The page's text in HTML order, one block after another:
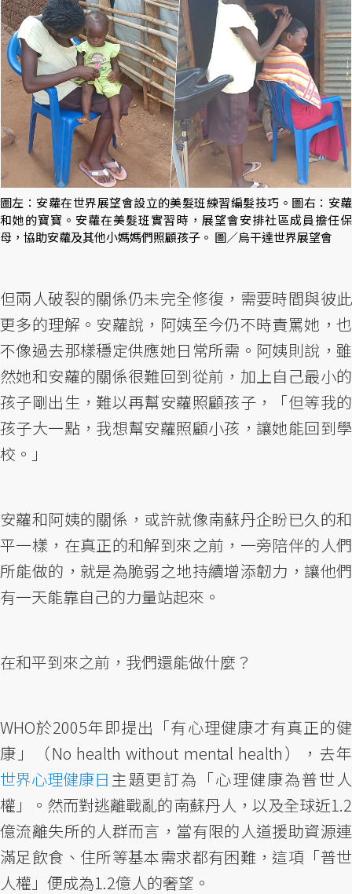
圖左：安蘿在世界展望會設立的美髮班練習編髮技巧。圖右：安蘿
和她的寶寶。安蘿在美髮班實習時，展望會安排社區成員擔任保
母，協助安蘿及其他小媽媽們照顧孩子。 圖／烏干達世界展望會
但兩人破裂的關係仍未完全修復，需要時間與彼此
更多的理解。安蘿說，阿姨至今仍不時責罵她，也
不像過去那樣穩定供應她日常所需。阿姨則說，雖
然她和安蘿的關係很難回到從前，加上自己最小的
孩子剛出生，難以再幫安蘿照顧孩子，「但等我的
孩子大一點，我想幫安蘿照顧小孩，讓她能回到學
校。」
安蘿和阿姨的關係，或許就像南蘇丹企盼已久的和
平一樣，在真正的和解到來之前，一旁陪伴的人們
所能做的，就是為脆弱之地持續增添韌力，讓他們
有一天能靠自己的力量站起來。
在和平到來之前，我們還能做什麼？
WHO於2005年即提出「有心理健康才有真正的健
康」（No health without mental health），去年
世界心理健康日 主題更訂為「心理健康為普世人
權」。然而對逃離戰亂的南蘇丹人，以及全球近1.2
億流離失所的人群而言，當有限的人道援助資源連
滿足飲食、住所等基本需求都有困難，這項「普世
人權」便成為1.2億人的奢望。